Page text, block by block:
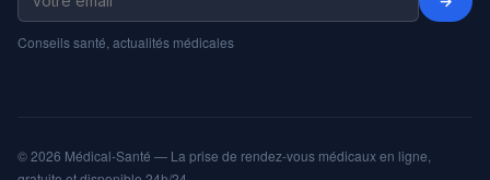
Conseils santé, actualités médicales
© 2026 Médical-Santé — La prise de rendez-vous médicaux en ligne,